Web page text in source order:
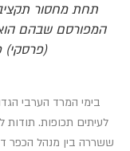
תחת מחסור
המפורסם שבהם
(פרסקי)
בימי המרד הערבי
לעיתים תכופות.
ששררה בין מנהל הכפר